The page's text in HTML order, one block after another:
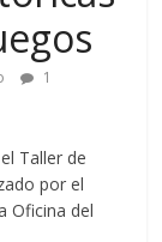
1
Taller de
por el
Oficina del